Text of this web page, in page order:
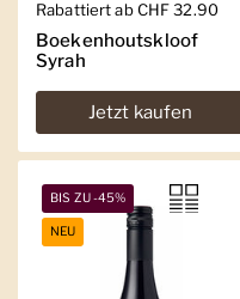
Regulärer Preis
Rabattiert ab CHF 32.90
Boekenhoutskloof
Syrah
Jetzt kaufen
BIS ZU -45%
NEU